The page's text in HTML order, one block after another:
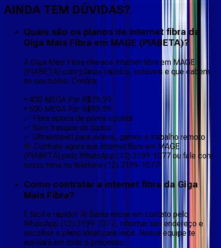
AINDA TEM DÚVIDAS?
Quais são os planos de internet fibra da
Giga Mais Fibra em MAGE (PIABETA)?
A Giga Mais Fibra oferece internet fibra em MAGE
(PIABETA) com planos rápidos, estáveis e que cabem
no seu bolso. Confira:
• 400 MEGA Por R$79,99
• 600 MEGA Por R$99,99
✅ Fibra óptica de ponta a ponta
✅ Sem franquia de dados
✅ Ultraestável para vídeos, games e trabalho remoto
💬 Contrate agora sua internet fibra em MAGE
(PIABETA) pelo WhatsApp (12) 3199-1077 ou fale com
nosso time no telefone (12) 3199-1077!
Como contratar a internet fibra da Giga
Mais Fibra?
É fácil e rápido! 🤩 Basta entrar em contato pelo
WhatsApp (12) 3199-1077, informar seu endereço e
escolher o plano ideal para você. Nossa equipe te
auxiliará em todo o processo.